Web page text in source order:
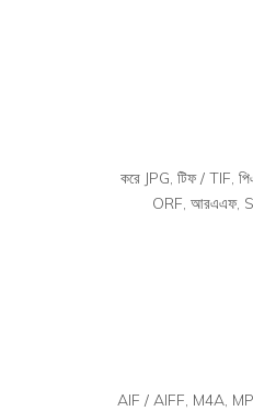
করে JPG, টিফ / TIF,
ORF, আরএএফ,
AIF / AIFF, M4A,